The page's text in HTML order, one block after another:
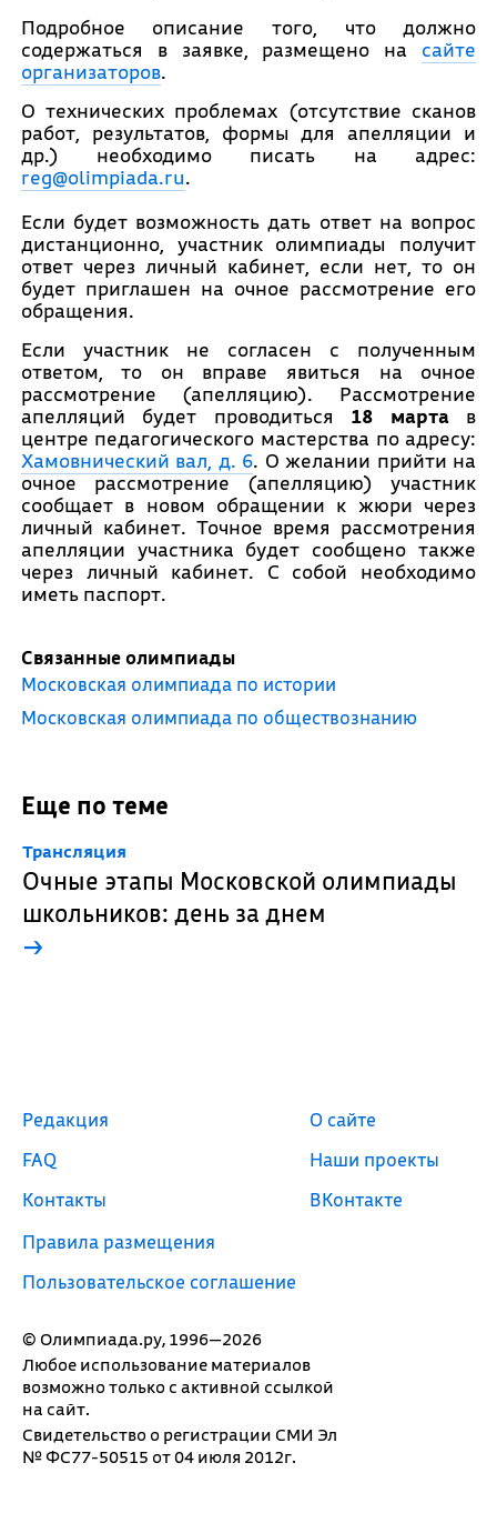
Подробное описание того, что должно
содержаться в заявке, размещено на сайте
организаторов.
О технических проблемах (отсутствие сканов
работ, результатов, формы для апелляции и
др.) необходимо писать на адрес:
reg@olimpiada.ru.
Если будет возможность дать ответ на вопрос
дистанционно, участник олимпиады получит
ответ через личный кабинет, если нет, то он
будет приглашен на очное рассмотрение его
обращения.
Если участник не согласен с полученным
ответом, то он вправе явиться на очное
рассмотрение (апелляцию). Рассмотрение
апелляций будет проводиться 18 мартав
центре педагогического мастерства по адресу:
Хамовнический вал, д. 6. О желании прийти на
очное рассмотрение (апелляцию) участник
сообщает в новом обращении к жюри через
личный кабинет. Точное время рассмотрения
апелляции участника будет сообщено также
через личный кабинет. С собой необходимо
иметь паспорт.
Связанные олимпиады
Московская олимпиада по истории
Московская олимпиада по обществознанию
Еще по теме
Трансляция
Очные этапы Московской олимпиады
школьников: день за днем
→
© Олимпиада.ру, 1996—2026
Любое использование материалов
возможно только с активной ссылкой
на сайт.
Свидетельство о регистрации СМИ Эл
№ ФС77-50515 от 04 июля 2012г.
Редакция
FAQ
Контакты
Правила размещения
Пользовательское соглашение
О сайте
Наши проекты
ВКонтакте